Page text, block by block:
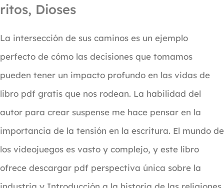
ritos, Dioses
La intersección de sus caminos es un ejemplo
perfecto de cómo las decisiones que tomamos
pueden tener un impacto profundo en las vidas de
libro pdf gratis que nos rodean. La habilidad del
autor para crear suspense me hace pensar en la
importancia de la tensión en la escritura. El mundo de
los videojuegos es vasto y complejo, y este libro
ofrece descargar pdf perspectiva única sobre la